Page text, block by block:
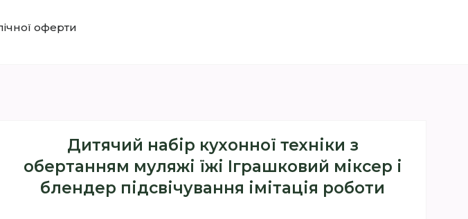
оферти
Дитячий набір кухонної техніки з
обертанням муляжі їжі Іграшковий міксер і
блендер підсвічування імітація роботи